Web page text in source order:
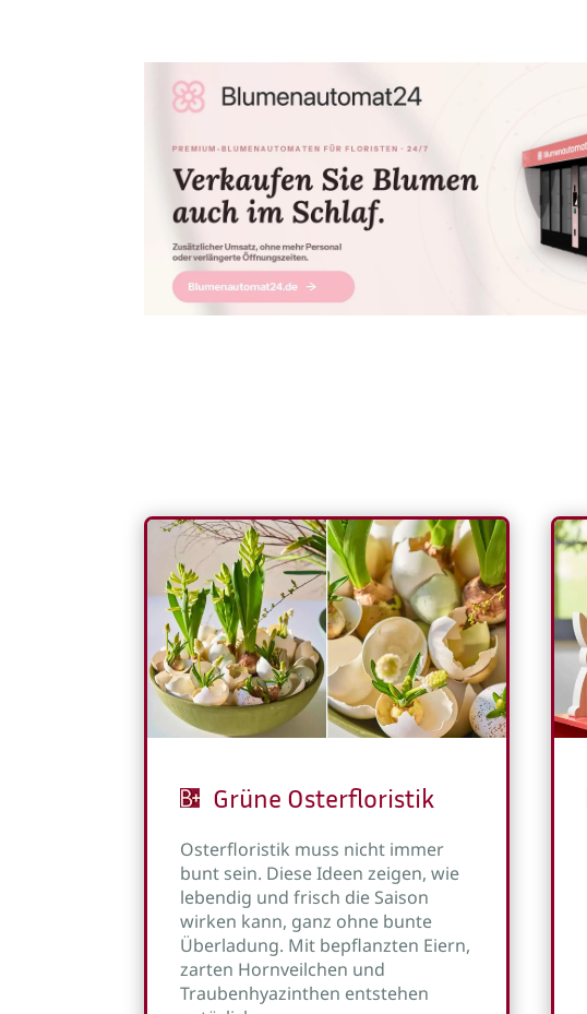
Grüne Osterfloristik
Osterfloristik muss nicht immer
bunt sein. Diese Ideen zeigen, wie
lebendig und frisch die Saison
wirken kann, ganz ohne bunte
Überladung. Mit bepflanzten Eiern,
zarten Hornveilchen und
Traubenhyazinthen entstehen